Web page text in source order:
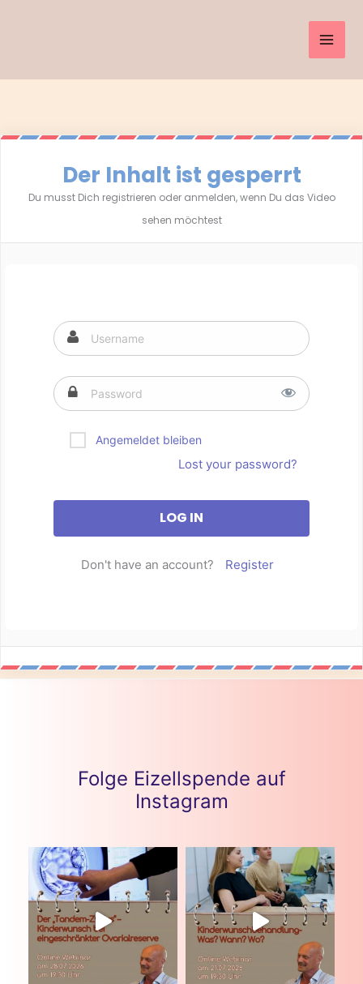
Der Inhalt ist gesperrt
Du musst Dich registrieren oder anmelden, wenn Du das Video
sehen möchtest
Angemeldet bleiben
Lost your password?
Don't have an account? Register
Folge Eizellspende auf
Instagram